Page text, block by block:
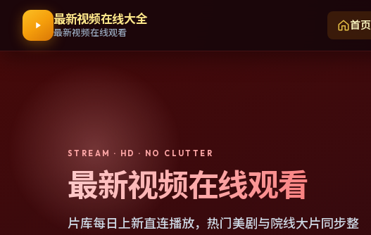
最新视频在线大全
最新视频在线观看
首页
STREAM · HD · NO CLUTTER
最新视频在线观看
片库每日上新直连播放，热门美剧与院线大片同步整